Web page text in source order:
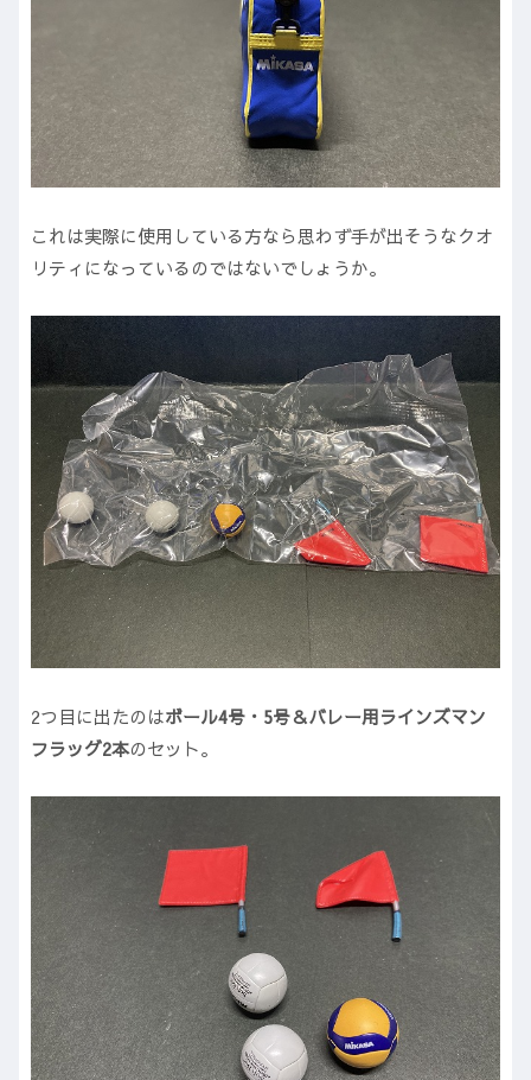
これは実際に使用している方なら思わず手が出そうなクオ
リティになっているのではないでしょうか。
2つ目に出たのはボール4号・5号＆バレー用ラインズマン
フラッグ2本のセット。